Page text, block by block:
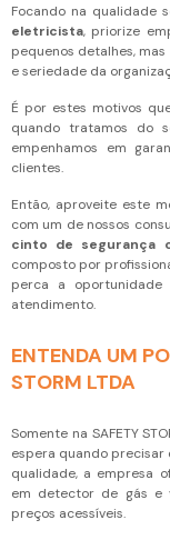
Focando na qualidade
eletricista, priorize
pequenos detalhes,
e seriedade da
É por estes motivos
quando tratamos do
empenhamos em
clientes.
Então, aproveite este
com um de nossos
cinto de segurança
composto por
perca a
atendimento.
ENTENDA UM
STORM LTDA
Somente na SAFETY
espera quando precisar
qualidade, a empresa
em detector de gás e
preços acessíveis.